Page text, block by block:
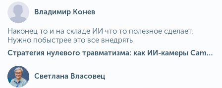
Владимир Конев
Наконец то и на складе ИИ что то полезное сделает.
Нужно побыстрее это все внедрять
Стратегия нулевого травматизма: как ИИ-камеры Camkord снижают риск наезда на пешехода при работе на погрузчике
Светлана Власовец